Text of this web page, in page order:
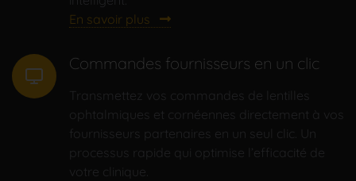
En savoir plus
Commandes fournisseurs en un clic
Transmettez vos commandes de lentilles
ophtalmiques et cornéennes directement à vos
fournisseurs partenaires en un seul clic. Un
processus rapide qui optimise l’efficacité de
votre clinique.